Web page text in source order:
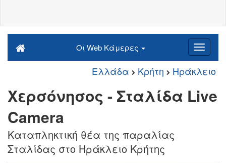
Οι Web Κάμερες
Ελλάδα Κρήτη Ηράκλειο
Χερσόνησος - Σταλίδα Live
Camera
Καταπληκτική θέα της παραλίας
Σταλίδας στο Ηράκλειο Κρήτης